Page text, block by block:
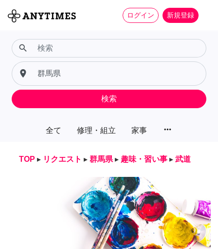
ログイン 新規登録
全て 修理・組立 家事 more_horiz
search
place
検索
TOP ▸ リクエスト ▸ 群馬県 ▸ 趣味・習い事 ▸ 武道